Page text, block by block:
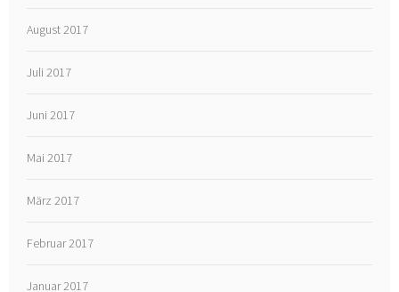
August 2017
Juli 2017
Juni 2017
Mai 2017
März 2017
Februar 2017
Januar 2017